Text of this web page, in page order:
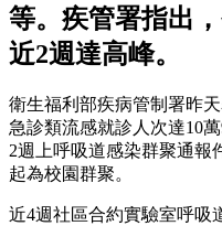
等。疾管署指出
近2週達高峰。
衛生福利部疾病管制署昨
急診類流感就診人次達10
2週上呼吸道感染群聚通報
起為校園群聚。
近4週社區合約實驗室呼吸